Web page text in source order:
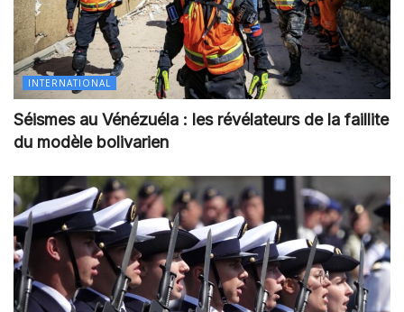
INTERNATIONAL
Séismes au Vénézuéla : les révélateurs de la faillite
du modèle bolivarien